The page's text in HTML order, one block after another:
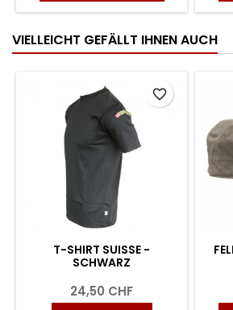
VIELLEICHT GEFÄLLT IHNEN AUCH
T-SHIRT SUISSE -
SCHWARZ
24,50 CHF
favorite_border